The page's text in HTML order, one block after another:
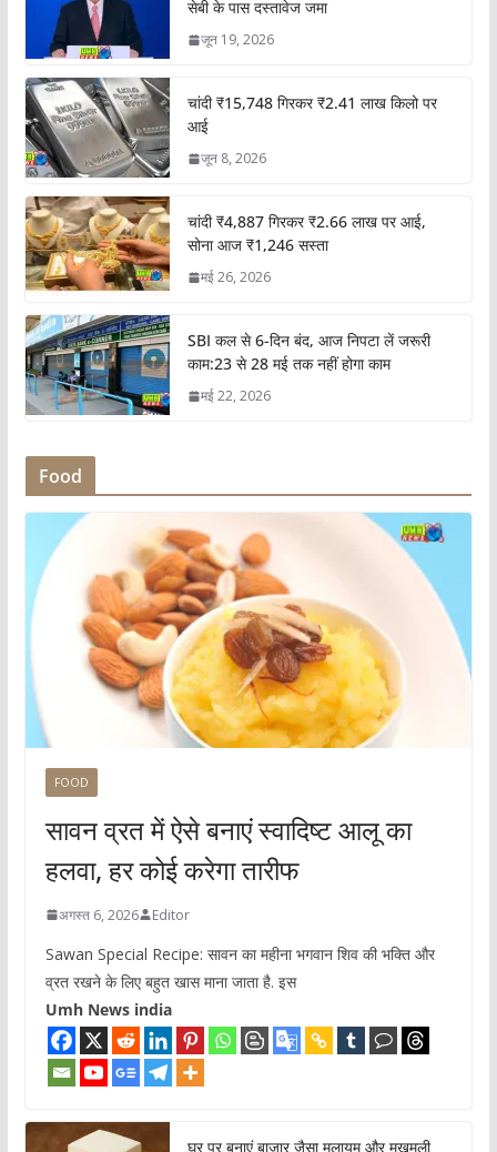
सेबी के पास दस्तावेज जमा
जून 19, 2026
चांदी ₹15,748 गिरकर ₹2.41 लाख किलो पर
आई
जून 8, 2026
चांदी ₹4,887 गिरकर ₹2.66 लाख पर आई,
सोना आज ₹1,246 सस्ता
मई 26, 2026
SBI कल से 6-दिन बंद, आज निपटा लें जरूरी
काम:23 से 28 मई तक नहीं होगा काम
मई 22, 2026
Food
FOOD
सावन व्रत में ऐसे बनाएं स्वादिष्ट आलू का
हलवा, हर कोई करेगा तारीफ
अगस्त 6, 2026 Editor
Sawan Special Recipe: सावन का महीना भगवान शिव की भक्ति और
व्रत रखने के लिए बहुत खास माना जाता है. इस
Umh News india
घर पर बनाएं बाजार जैसा मुलायम और मखमली